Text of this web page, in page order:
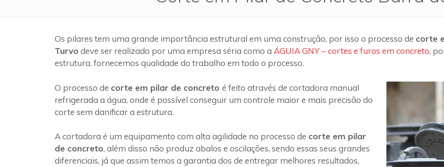
Os pilares tem uma grande importância estrutural em uma construção, por isso o processo de corte
Turvo deve ser realizado por uma empresa séria como a ÁGUIA GNY – cortes e furos em concreto,
estrutura, fornecemos qualidade do trabalho em todo o processo.
O processo de corte em pilar de concreto é feito através de cortadora manual
refrigerada a água, onde é possível conseguir um controle maior e mais precisão do
corte sem danificar a estrutura.
A cortadora é um equipamento com alta agilidade no processo de corte em pilar
de concreto, além disso não produz abalos e oscilações, sendo essas seus grandes
diferenciais, já que assim temos a garantia dos de entregar melhores resultados,